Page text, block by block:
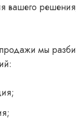
вашего
мы